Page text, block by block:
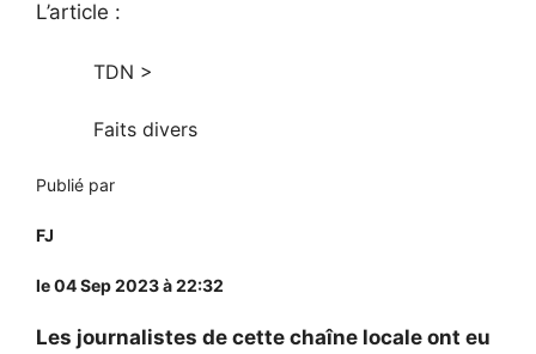
L’article :
TDN >
Faits divers
Publié par
FJ
le 04 Sep 2023 à 22:32
Les journalistes de cette chaîne locale ont eu